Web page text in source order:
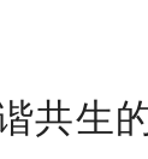
共生